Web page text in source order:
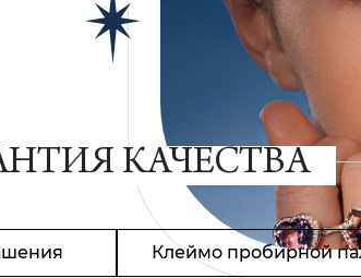
КАЧЕСТВА
Клеймо пробирной